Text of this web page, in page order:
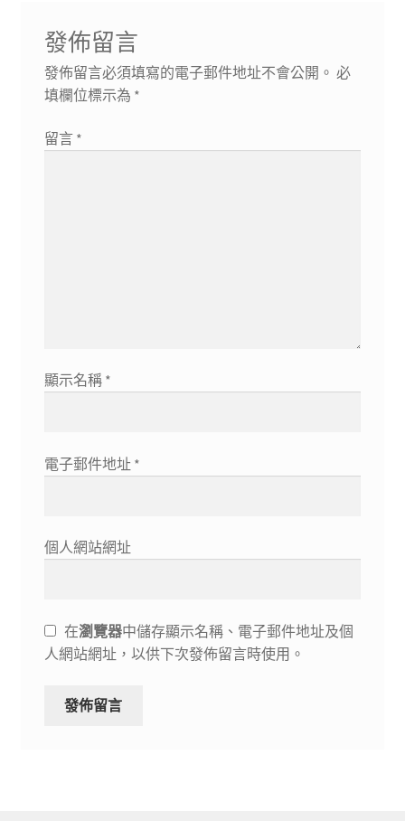
發佈留言
發佈留言必須填寫的電子郵件地址不會公開。 必
填欄位標示為 *
留言 *
顯示名稱 *
電子郵件地址 *
個人網站網址
在瀏覽器中儲存顯示名稱、電子郵件地址及個
人網站網址，以供下次發佈留言時使用。